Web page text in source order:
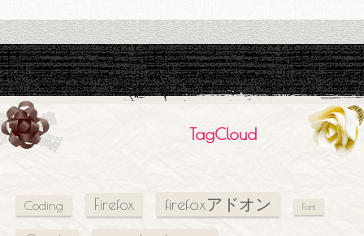
TagCloud
Coding Firefox firefoxアドオン Font